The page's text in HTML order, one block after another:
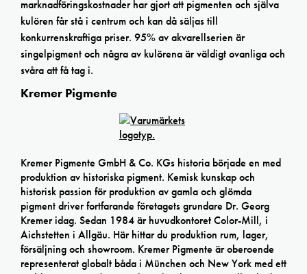
marknadföringskostnader har gjort att pigmenten och själva
kulören får stå i centrum och kan då säljas till
konkurrenskraftiga priser. 95% av akvarellserien är
singelpigment och några av kulörena är väldigt ovanliga och
svåra att få tag i.
Kremer Pigmente
Kremer Pigmente GmbH & Co. KGs historia började en med
produktion av historiska pigment. Kemisk kunskap och
historisk passion för produktion av gamla och glömda
pigment driver fortfarande företagets grundare Dr. Georg
Kremer idag. Sedan 1984 är huvudkontoret Color-Mill, i
Aichstetten i Allgäu. Här hittar du produktion rum, lager,
försäljning och showroom. Kremer Pigmente är oberoende
representerat globalt båda i München och New York med ett